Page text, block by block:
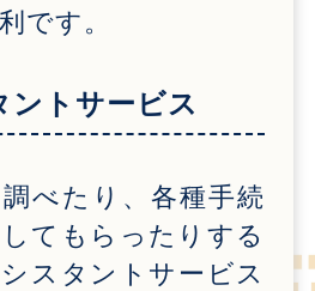
です。
ントサービス
べたり、各種手続
てもらったりする
スタントサービス